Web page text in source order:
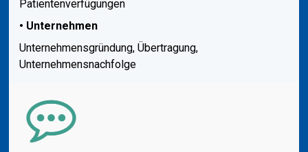
Patientenverfügungen
• Unternehmen
Unternehmensgründung, Übertragung,
Unternehmensnachfolge